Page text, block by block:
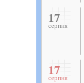
17
серпня
17
серпня